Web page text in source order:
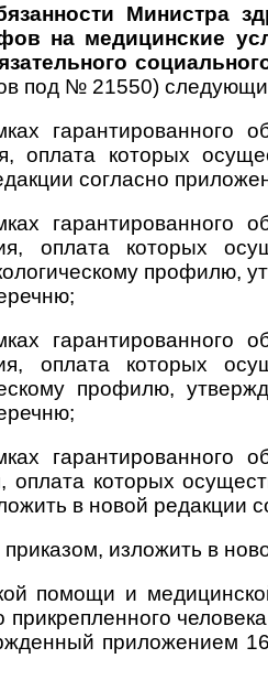
Министра
на медицинские
под № 21550)
гарантированного
оплата которых
согласно
гарантированного
оплата которых
профилю,
гарантированного
оплата которых
профилю,
гарантированного
оплата которых
в новой
изложить в
помощи и
приложением